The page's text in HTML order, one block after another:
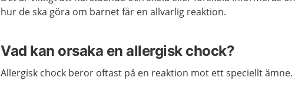
hur de ska göra om barnet får en allvarlig reaktion.
Vad kan orsaka en allergisk chock?
Allergisk chock beror oftast på en reaktion mot ett speciellt ämne.